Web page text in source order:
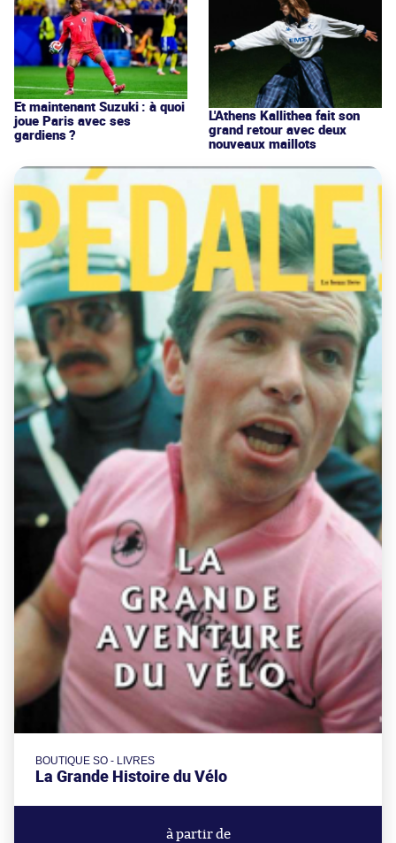
Et maintenant Suzuki : à quoi
joue Paris avec ses
gardiens ?
L'Athens Kallithea fait son
grand retour avec deux
nouveaux maillots
BOUTIQUE SO - LIVRES
La Grande Histoire du Vélo
à partir de